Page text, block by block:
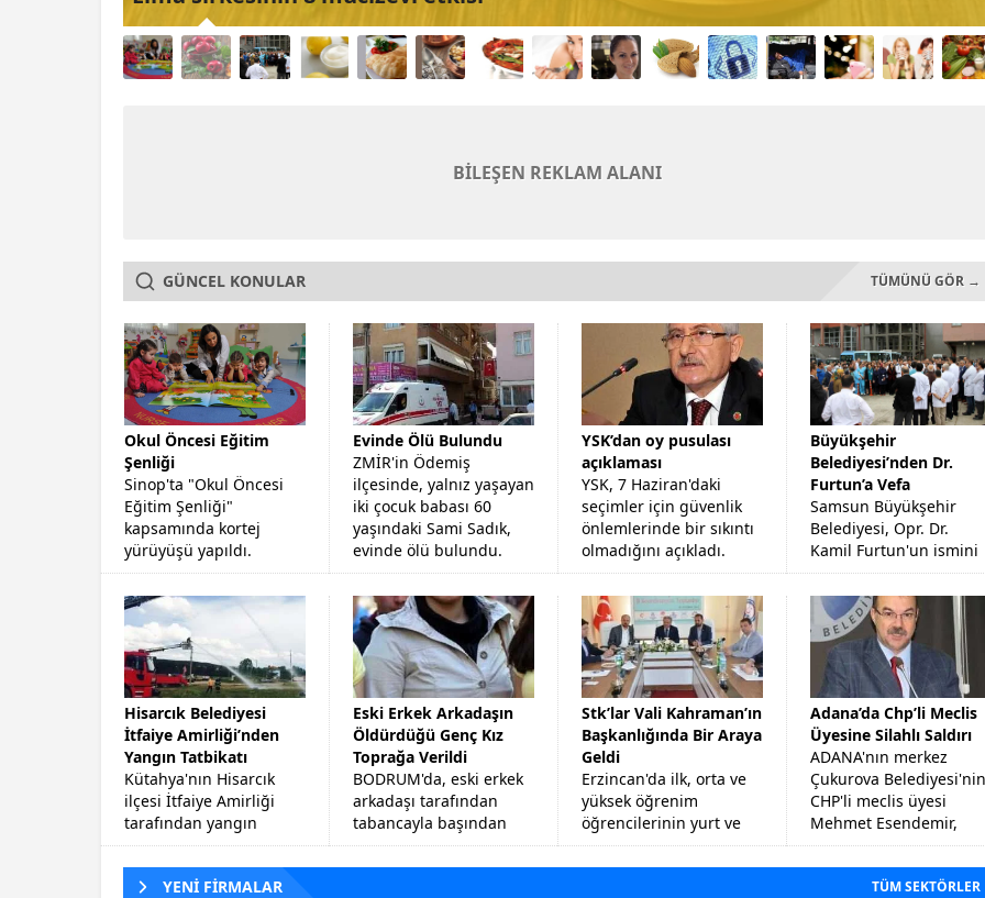
BİLEŞEN REKLAM ALANI
GÜNCEL KONULAR TÜMÜNÜ GÖR →
Okul Öncesi Eğitim
Şenliği
Sinop'ta "Okul Öncesi
Eğitim Şenliği"
kapsamında kortej
yürüyüşü yapıldı.
Evinde Ölü Bulundu
ZMİR'in Ödemiş
ilçesinde, yalnız yaşayan
iki çocuk babası 60
yaşındaki Sami Sadık,
evinde ölü bulundu.
YSK’dan oy pusulası
açıklaması
YSK, 7 Haziran'daki
seçimler için güvenlik
önlemlerinde bir sıkıntı
olmadığını açıkladı.
Büyükşehir
Belediyesi’nden Dr.
Furtun’a Vefa
Samsun Büyükşehir
Belediyesi, Opr. Dr.
Kamil Furtun'un ismini
oturduğu evinin
sokağına verecek ve
görev yaptığı
hastanenin bahçesine
büstünü yapacak.
Hisarcık Belediyesi
İtfaiye Amirliği’nden
Yangın Tatbikatı
Kütahya'nın Hisarcık
ilçesi İtfaiye Amirliği
tarafından yangın
tatbikatı gerçekleştirildi.
Eski Erkek Arkadaşın
Öldürdüğü Genç Kız
Toprağa Verildi
BODRUM'da, eski erkek
arkadaşı tarafından
tabancayla başından
vurularak öldürülen 23
yaşındaki Funda
Stk’lar Vali Kahraman’ın
Başkanlığında Bir Araya
Geldi
Erzincan'da ilk, orta ve
yüksek öğrenim
öğrencilerinin yurt ve
barınma sorunlarının
tespiti, eğitim
Adana’da Chp’li Meclis
Üyesine Silahlı Saldırı
ADANA'nın merkez
Çukurova Belediyesi'nin
CHP'li meclis üyesi
Mehmet Esendemir,
tabancayla ayağından
vuruldu.
YENİ FİRMALAR
TÜM SEKTÖRLER